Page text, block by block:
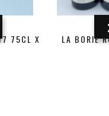
75CL X
LA BORIE